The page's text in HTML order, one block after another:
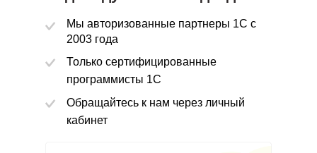
Забудьте про несогласованность данных в учетных
Обмен данными в реальном времени
Просто работает и не требует вмешательства
Мы авторизованные партнеры 1С с
2003 года
Только сертифицированные
программисты 1С
Обращайтесь к нам через личный
кабинет